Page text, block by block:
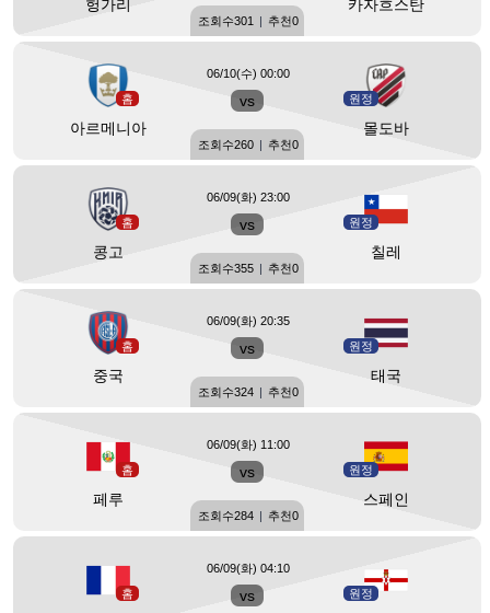
헝가리 카자흐스탄
조회수301 | 추천0
홈
아르메니아
vs 원정
몰도바
06/10(수) 00:00
조회수260 | 추천0
홈
콩고
vs 원정
칠레
06/09(화) 23:00
조회수355 | 추천0
홈
중국
vs 원정
태국
06/09(화) 20:35
조회수324 | 추천0
홈
페루
vs 원정
스페인
06/09(화) 11:00
조회수284 | 추천0
홈 vs 원정
06/09(화) 04:10